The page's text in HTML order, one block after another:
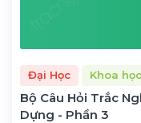
Đại Học Khoa
Bộ Câu Hỏi Trắc
Dựng - Phần 3